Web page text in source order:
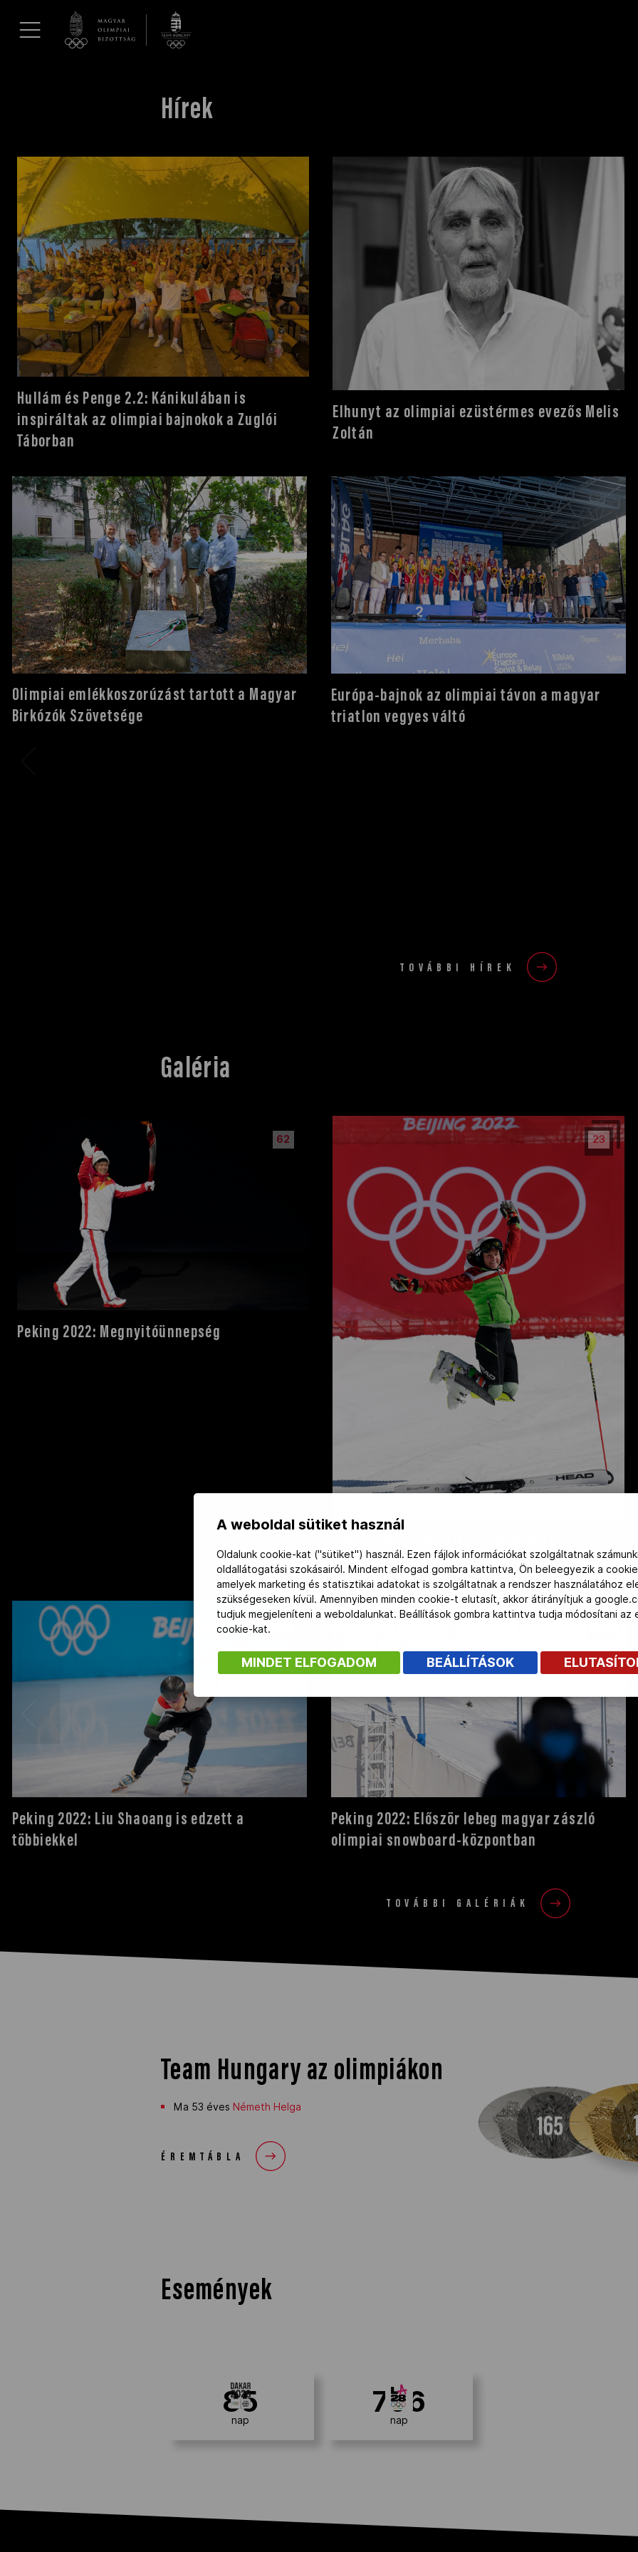
Hírek
Dakar 2026
Los Angeles 2028
MOB
Kettőskarrier-program
NOB
Társszervezetek
Adatbank
Hírek
Hullám és Penge 2.2: Kánikulában is
inspiráltak az olimpiai bajnokok a Zuglói
Táborban
Elhunyt az olimpiai ezüstérmes evezős Melis
Zoltán
Olimpiai emlékkoszorúzást tartott a Magyar
Birkózók Szövetsége
Európa-bajnok az olimpiai távon a magyar
triatlon vegyes váltó
TOVÁBBI HÍREK
Galéria
Peking 2022: Megnyitóünnepség
62 23
Peking 2022: Liu Shaoang is edzett a
többiekkel
Peking 2022: Először lebeg magyar zászló
olimpiai snowboard-központban
TOVÁBBI GALÉRIÁK
Team Hungary az olimpiákon
165
ÉREMTÁBLA
Ma 53 éves Németh Helga
Események
85
nap
706
nap
A weboldal sütiket használ
Oldalunk cookie-kat ("sütiket") használ. Ezen fájlok információkat szolgáltatnak
oldallátogatási szokásairól. Mindent elfogad gombra kattintva, Ön beleegyezik a
amelyek marketing és statisztikai adatokat is szolgáltatnak a rendszer használatához
szükségeseken kívül. Amennyiben minden cookie-t elutasít, akkor átirányítjuk a
tudjuk megjeleníteni a weboldalunkat. Beállítások gombra kattintva tudja módosítani
cookie-kat.
MINDET ELFOGADOM BEÁLLÍTÁSOK